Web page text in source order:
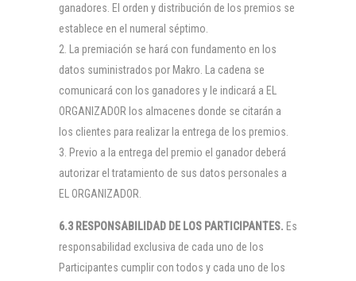
ganadores. El orden y distribución de los premios se
establece en el numeral séptimo.
La premiación se hará con fundamento en los
datos suministrados por Makro. La cadena se
comunicará con los ganadores y le indicará a EL
ORGANIZADOR los almacenes donde se citarán a
los clientes para realizar la entrega de los premios.
Previo a la entrega del premio el ganador deberá
autorizar el tratamiento de sus datos personales a
EL ORGANIZADOR.
6.3 RESPONSABILIDAD DE LOS PARTICIPANTES. Es
responsabilidad exclusiva de cada uno de los
Participantes cumplir con todos y cada uno de los